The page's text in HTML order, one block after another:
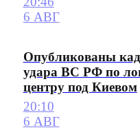
6 АВГ
Опубликованы
удара ВС РФ по
центру под Киевом
20:10
6 АВГ